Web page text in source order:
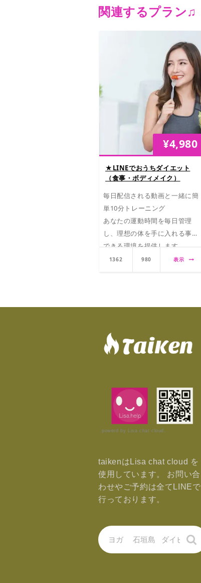
関連するプラン♫
¥4,980
★LINEでおうちダイエット
（食事・ボディメイク）
毎日配信される動画と一緒に簡
単10分トレーニング
あなたの運動時間を毎日管理
し、理想の体を手に入れる事が
できる環境を提供します。
1362 980 表示
powerd by Lisa chat cloud.
taikenはLisa chat cloud を
使用しています。 お問い合
わせやご予約は全てLINEで
行っております。